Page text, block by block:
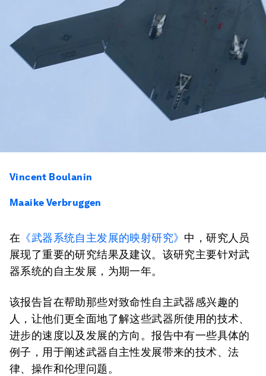
Vincent Boulanin
Maaike Verbruggen
在 《武器系统自主发展的映射研究》 中，研究人员
展现了重要的研究结果及建议。该研究主要针对武
器系统的自主发展，为期一年。
该报告旨在帮助那些对致命性自主武器感兴趣的
人，让他们更全面地了解这些武器所使用的技术、
进步的速度以及发展的方向。报告中有一些具体的
例子，用于阐述武器自主性发展带来的技术、法
律、操作和伦理问题。